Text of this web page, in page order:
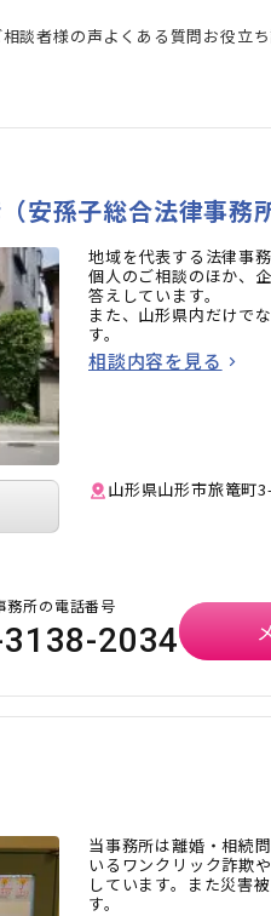
相談者様の声よくある質問お役立
孫子総合法律事務所
地域を代表する法律事
個人のご相談のほか、
答えしています。
また、山形県内だけで
す。
相談内容を見る
山形県山形市旅篭町
務所の電話番号
2034
当事務所は離婚・相続
いるワンクリック詐欺
しています。また災害
す。